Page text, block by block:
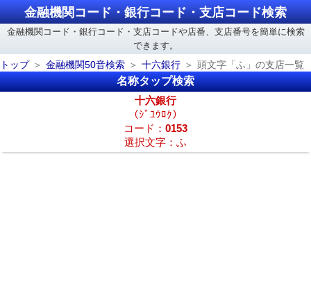
金融機関コード・銀行コード・支店コード検索
金融機関コード・銀行コード・支店コードや店番、支店番号を簡単に検索
できます。
トップ
金融機関50音検索 十六銀行 頭文字「ふ」の支店一覧
名称タップ検索
十六銀行
（ｼﾞﾕｳﾛｸ）
コード： 0153
選択文字：ふ